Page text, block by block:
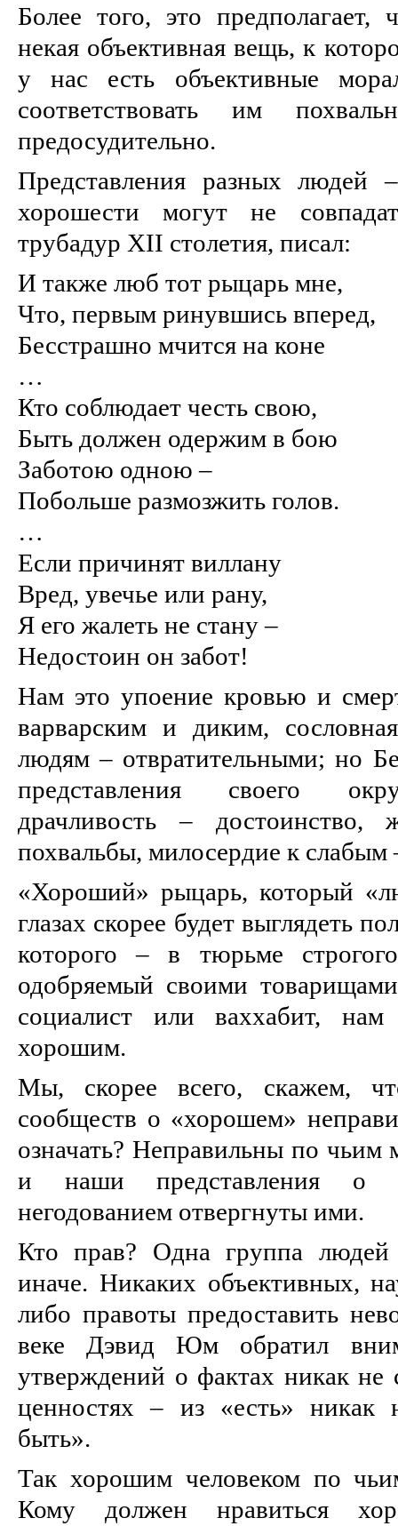
Более того, это предполагает,
некая объективная вещь, к
у нас есть объективные
соответствовать им
предосудительно.
Представления разных
хорошести могут не
трубадур XII столетия, писал:
И также люб тот рыцарь мне,
Что, первым ринувшись вперед,
Бесстрашно мчится на коне
…
Кто соблюдает честь свою,
Быть должен одержим в бою
Заботою одною –
Побольше размозжить голов.
…
Если причинят виллану
Вред, увечье или рану,
Я его жалеть не стану –
Недостоин он забот!
Нам это упоение кровью и
варварским и диким,
людям – отвратительными; но
представления своего
драчливость – достоинство,
похвальбы, милосердие к слабым
«Хороший» рыцарь, который
глазах скорее будет выглядеть
которого – в тюрьме
одобряемый своими
социалист или ваххабит,
хорошим.
Мы, скорее всего, скажем,
сообществ о «хорошем»
означать? Неправильны по
и наши представления о
негодованием отвергнуты ими.
Кто прав? Одна группа людей
иначе. Никаких объективных,
либо правоты предоставить
веке Дэвид Юм обратил
утверждений о фактах никак не
ценностях – из «есть» никак
быть».
Так хорошим человеком по
Кому должен нравиться